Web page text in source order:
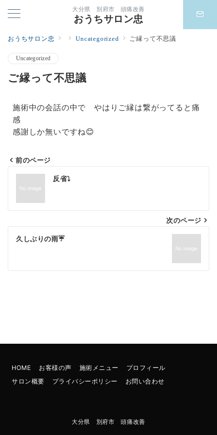
大分県 別府市 頭痛改善
おうちサロン忠
おうちサロン忠 Uncategorized ご縁って不思議
Uncategorized
ご縁って不思議
施術中の会話の中で やはりご縁は繋がってると痛
感
感謝しか無いですね😊
前のページ
反省⤵️
次のページ
久しぶりの雨☔
HOME お客様の声 施術メニュー
プロフィール
サロン概要
プライバシーポリシー お問い合わせ
大分県 別府市 頭痛改善